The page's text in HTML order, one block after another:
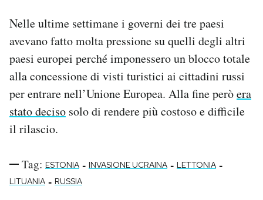
Nelle ultime settimane i governi dei tre paesi
avevano fatto molta pressione su quelli degli altri
paesi europei perché imponessero un blocco totale
alla concessione di visti turistici ai cittadini russi
per entrare nell’Unione Europea. Alla fine peròera
stato deciso solo di rendere più costoso e difficile
il rilascio.
Tag: ESTONIA - INVASIONE UCRAINA - LETTONIA -
LITUANIA - RUSSIA